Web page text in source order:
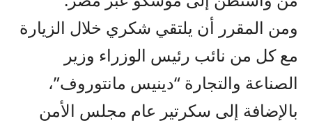
ومن المقرر أن يلتقي شكري خلال الزيارة
مع كل من نائب رئيس الوزراء وزير
الصناعة والتجارة “دينيس مانتوروف”،
بالإضافة إلى سكرتير عام مجلس الأمن